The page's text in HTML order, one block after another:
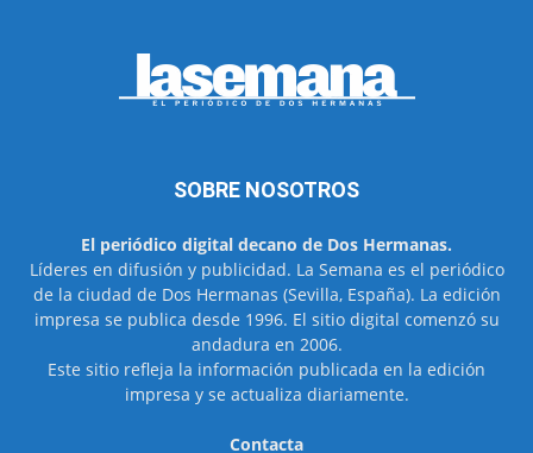
SOBRE NOSOTROS
El periódico digital decano de Dos Hermanas.
Líderes en difusión y publicidad. La Semana es el periódico
de la ciudad de Dos Hermanas (Sevilla, España). La edición
impresa se publica desde 1996. El sitio digital comenzó su
andadura en 2006.
Este sitio refleja la información publicada en la edición
impresa y se actualiza diariamente.
Contacta